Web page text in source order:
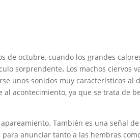
de octubre, cuando los grandes
sorprendente. Los machos ciervos
unos sonidos muy característicos al
al acontecimiento, ya que se trata de
También es una señal
anunciar tanto a las hembras